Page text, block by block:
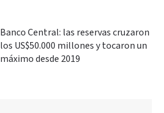
Banco Central: las reservas cruzaron
los US$50.000 millones y tocaron un
máximo desde 2019